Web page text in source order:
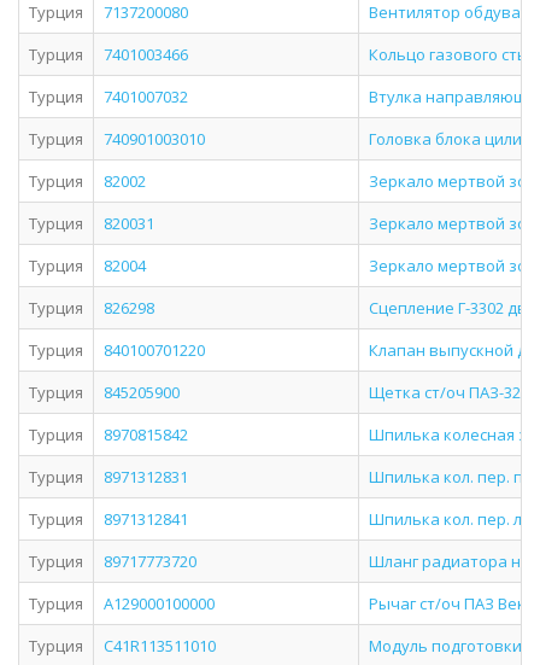
Турция
7137200080
Вентилятор обдува
Турция
7401003466
Кольцо газового
Турция
7401007032
Втулка
Турция
740901003010
Головка блока
Турция
82002
Зеркало мертвой
Турция
820031
Зеркало мертвой
Турция
82004
Зеркало мертвой
Турция
826298
Сцепление Г-3302
Турция
840100701220
Клапан выпускной
Турция
845205900
Щетка ст/оч ПАЗ-3205
Турция
8970815842
Шпилька колесная
Турция
8971312831
Шпилька кол. пер.
Турция
8971312841
Шпилька кол. пер.
Турция
89717773720
Шланг радиатора
Турция
A129000100000
Рычаг ст/оч ПАЗ
Турция
C41R113511010
Модуль подготовки